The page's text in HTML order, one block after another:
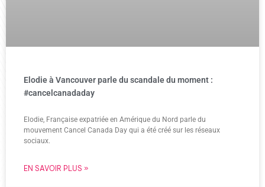
Elodie à Vancouver parle du scandale du moment :
#cancelcanadaday
Elodie, Française expatriée en Amérique du Nord parle du
mouvement Cancel Canada Day qui a été créé sur les réseaux
sociaux.
EN SAVOIR PLUS »